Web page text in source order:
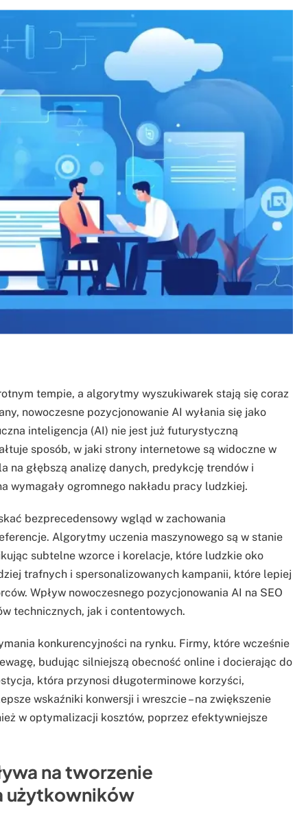
tempie, a algorytmy wyszukiwarek stają się coraz
nowoczesne pozycjonowanie AI wyłania się jako
inteligencja (AI) nie jest już futurystyczną
sposób, w jaki strony internetowe są widoczne w
na głębszą analizę danych, predykcję trendów i
wymagały ogromnego nakładu pracy ludzkiej.
bezprecedensowy wgląd w zachowania
Algorytmy uczenia maszynowego są w stanie
subtelne wzorce i korelacje, które ludzkie oko
trafnych i spersonalizowanych kampanii, które lepiej
Wpływ nowoczesnego pozycjonowania AI na SEO
technicznych, jak i contentowych.
konkurencyjności na rynku. Firmy, które wcześnie
budując silniejszą obecność online i docierając do
która przynosi długoterminowe korzyści,
wskaźniki konwersji i wreszcie – na zwiększenie
w optymalizacji kosztów, poprzez efektywniejsze
na tworzenie
użytkowników